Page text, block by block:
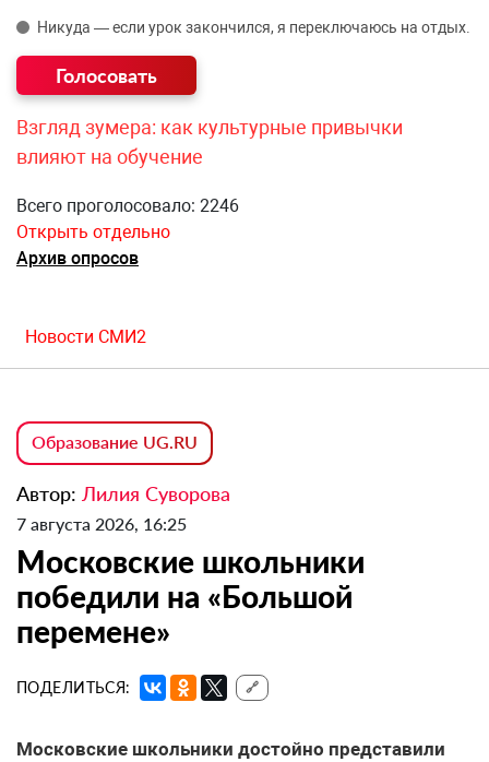
Никуда — если урок закончился, я переключаюсь на отдых.
Взгляд зумера: как культурные привычки
влияют на обучение
Всего проголосовало: 2246
Открыть отдельно
Архив опросов
Новости СМИ2
Образование UG.RU
Автор: Лилия Суворова
7 августа 2026, 16:25
Московские школьники
победили на «Большой
перемене»
ПОДЕЛИТЬСЯ: 🔗
Московские школьники достойно представили